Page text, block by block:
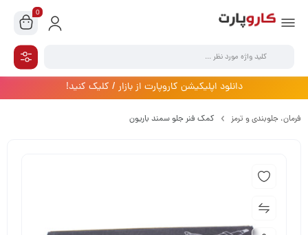
0
دانلود اپلیکیشن کاروپارت از بازار / کلیک کنید!
فرمان،‌ جلوبندی و ترمز کمک فنر جلو سمند باریون